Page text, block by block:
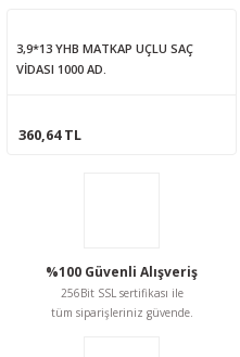
3,9*13 YHB MATKAP UÇLU SAÇ
VİDASI 1000 AD.
360,64 TL
%100 Güvenli Alışveriş
256Bit SSL sertifikası ile
tüm siparişleriniz güvende.